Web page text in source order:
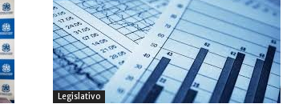
Legislativo